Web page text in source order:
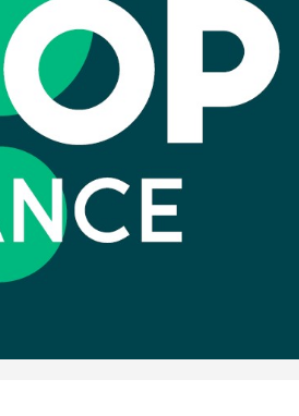
POLITIQUE
Côte d'Ivoire : Fête nationale,
Alassane Ouattara accorde
la grâce à 4 661...
POLITIQUE